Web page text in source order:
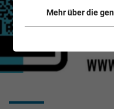
Mehr über die